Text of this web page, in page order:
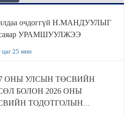
очдоггүй Н.МАНДУУЛЫГ
УРАМШУУЛЖЭЭ
цаг 25 мин
ОНЫ УЛСЫН ТӨСВИЙН
БОЛОН 2026 ОНЫ
ТОДОТГОЛЫН